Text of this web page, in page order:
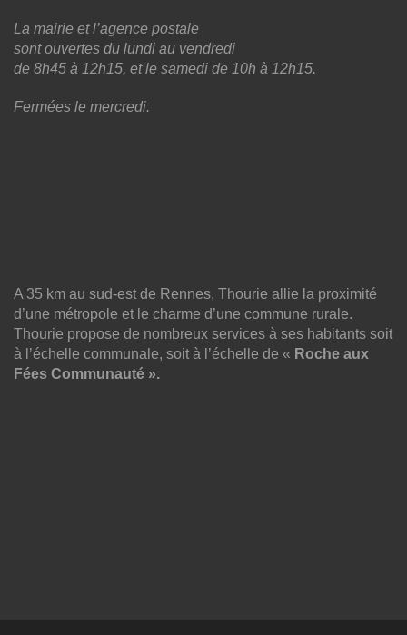
La mairie et l’agence postale
sont ouvertes du lundi au vendredi
de 8h45 à 12h15, et le samedi de 10h à 12h15.
Fermées le mercredi.
A 35 km au sud-est de Rennes, Thourie allie la proximité
d’une métropole et le charme d’une commune rurale.
Thourie propose de nombreux services à ses habitants soit
à l’échelle communale, soit à l’échelle de « Roche aux
Fées Communauté ».